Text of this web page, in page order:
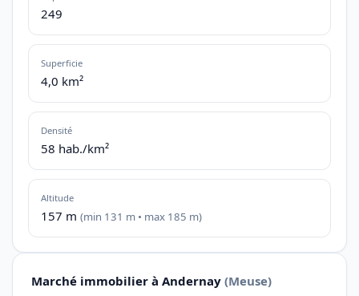
249
Superficie
4,0 km²
Densité
58 hab./km²
Altitude
157 m (min 131 m • max 185 m)
Marché immobilier à Andernay (Meuse)